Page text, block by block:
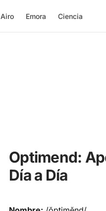
Airo Emora Ciencia
Optimend:
Día a Día